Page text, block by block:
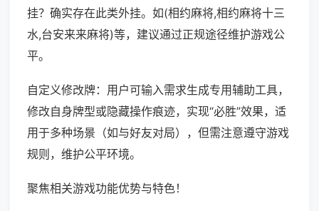
挂？确实存在此类外挂。如(相约麻将,相约麻将十三
水,台安来来麻将)等，建议通过正规途径维护游戏公
平。
自定义修改牌：用户可输入需求生成专用辅助工具，
修改自身牌型或隐藏操作痕迹，实现“必胜”效果，适
用于多种场景（如与好友对局），但需注意遵守游戏
规则，维护公平环境。
聚焦相关游戏功能优势与特色！